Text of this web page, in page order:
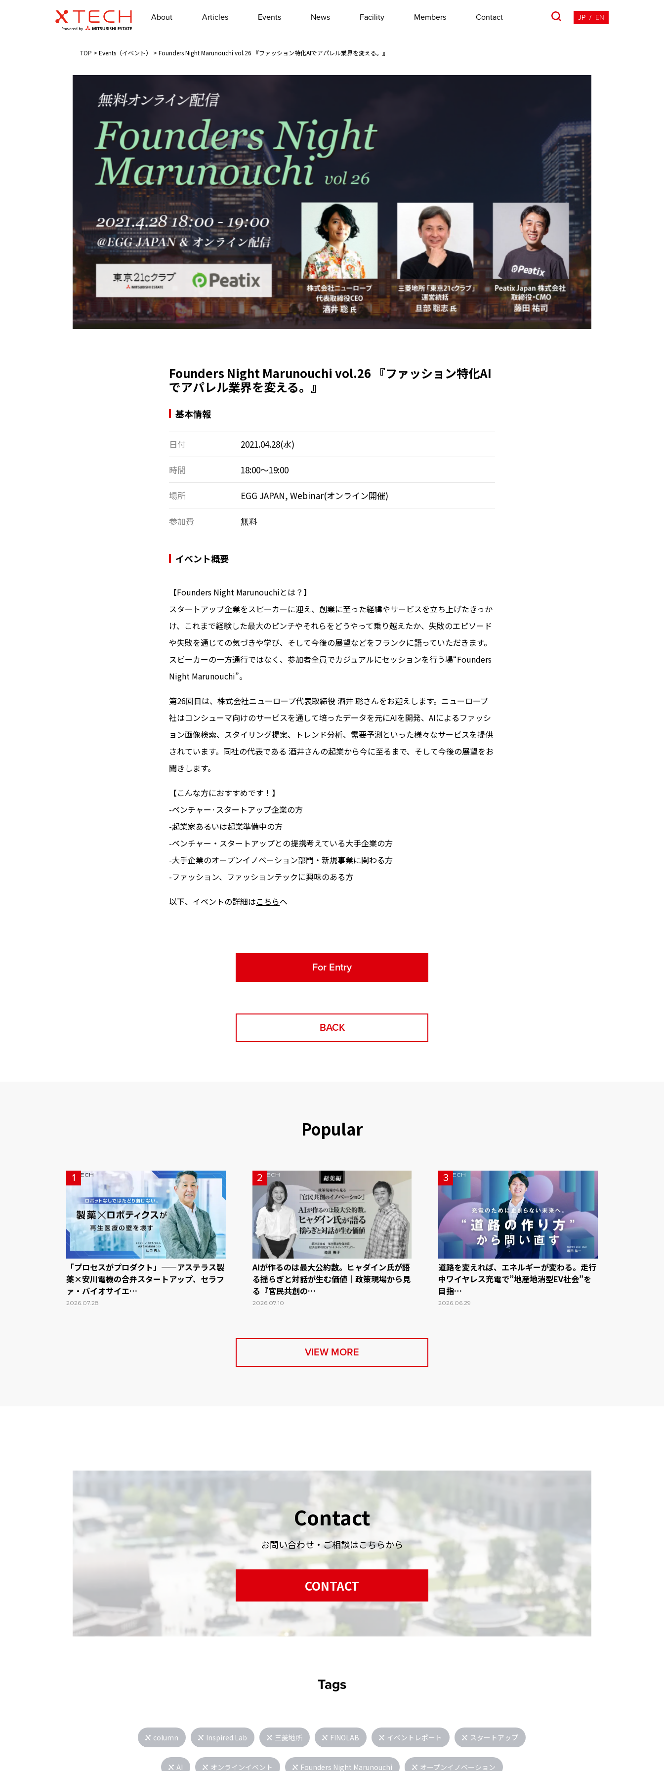
About Articles Events News Facility Members Contact JP / EN
TOP > Events（イベント） > Founders Night Marunouchi vol.26 『ファッション特化AIでアパレル業界を変える。』
Founders Night Marunouchi vol.26 『ファッション特化AI
でアパレル業界を変える。』
基本情報
日付 2021.04.28(水)
時間 18:00～19:00
場所 EGG JAPAN, Webinar(オンライン開催)
参加費 無料
イベント概要
【Founders Night Marunouchiとは？】
スタートアップ企業をスピーカーに迎え、創業に至った経緯やサービスを立ち上げたきっか
け、これまで経験した最大のピンチやそれらをどうやって乗り越えたか、失敗のエピソード
や失敗を通じての気づきや学び、そして今後の展望などをフランクに語っていただきます。
スピーカーの一方通行ではなく、参加者全員でカジュアルにセッションを行う場“Founders
Night Marunouchi”。
第26回目は、株式会社ニューロープ代表取締役 酒井 聡さんをお迎えします。ニューロープ
社はコンシューマ向けのサービスを通して培ったデータを元にAIを開発、AIによるファッシ
ョン画像検索、スタイリング提案、トレンド分析、需要予測といった様々なサービスを提供
されています。同社の代表である 酒井さんの起業から今に至るまで、そして今後の展望をお
聞きします。
【こんな方におすすめです！】
-ベンチャー·スタートアップ企業の方
-起業家あるいは起業準備中の方
-ベンチャー・スタートアップとの提携考えている大手企業の方
-大手企業のオープンイノベーション部門・新規事業に関わる方
-ファッション、ファッションテックに興味のある方
以下、イベントの詳細はこちらへ
For Entry
BACK
Popular
1
「プロセスがプロダクト」——アステラス製
薬×安川電機の合弁スタートアップ、セラフ
ァ・バイオサイエ…
2026.07.28
2
AIが作るのは最大公約数。ヒャダイン氏が語
る揺らぎと対話が生む価値｜政策現場から見
る『官民共創の…
2026.07.10
3
道路を変えれば、エネルギーが変わる。走行
中ワイヤレス充電で”地産地消型EV社会”を
目指…
2026.06.29
VIEW MORE
Contact
お問い合わせ・ご相談はこちらから
CONTACT
Tags
column Inspired.Lab 三菱地所 FINOLAB イベントレポート スタートアップ
AI オンラインイベント Founders Night Marunouchi オープンイノベーション